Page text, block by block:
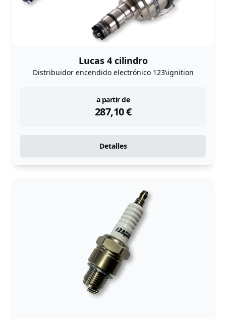
Lucas 4 cilindro
Distribuidor encendido electrónico 123\ignition
a partir de
287,10€
instock
Detalles